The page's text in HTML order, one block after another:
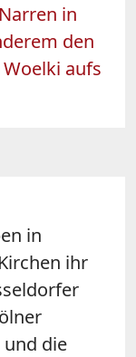
in
den
aufs
in
ihr
und die